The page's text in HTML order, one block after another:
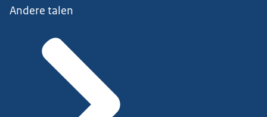
Andere talen